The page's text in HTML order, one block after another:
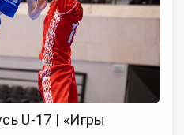
U-17 | «Игры